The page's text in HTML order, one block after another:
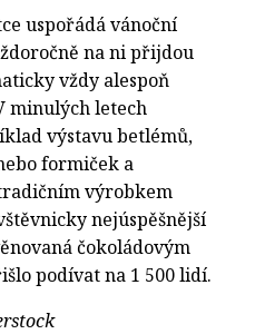
uspořádá vánoční
na ni přijdou
vždy alespoň
minulých letech
výstavu betlémů,
formiček a
výrobkem
nejúspěšnější
čokoládovým
podívat na 1 500 lidí.